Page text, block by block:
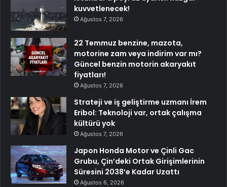
kuvvetlenecek!
Ağustos 7, 2026
22 Temmuz benzine, mazota,
motorine zam veya indirim var mı?
Güncel benzin motorin akaryakıt
fiyatları!
Ağustos 7, 2026
Strateji ve iş geliştirme uzmanı İrem
Eribol: Teknoloji var, ortak çalışma
kültürü yok
Ağustos 7, 2026
Japon Honda Motor ve Çinli Gac
Grubu, Çin’deki Ortak Girişimlerinin
Süresini 2038’e Kadar Uzattı
Ağustos 6, 2026